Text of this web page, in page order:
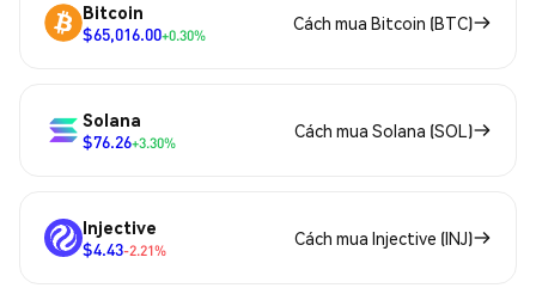
Bitcoin
$65,016.00+0.30%
Cách mua Bitcoin (BTC)
Solana
$76.26+3.30%
Cách mua Solana (SOL)
Injective
$4.43-2.21%
Cách mua Injective (INJ)